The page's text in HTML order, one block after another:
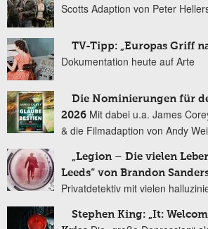
Scotts Adaption von Peter
TV-Tipp: „Europas Griff
Dokumentation heute auf Arte
Die Nominierungen für
2026 Mit dabei u.a. James
& die Filmadaption von Andy
„Legion – Die vielen
Leeds“ von Brandon
Privatdetektiv mit vielen
Stephen King: „It: